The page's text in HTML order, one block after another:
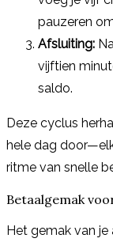
pauzeren
Afsluiting:
vijftien
saldo.
Deze cyclus
hele dag
ritme van snelle
Betaalgemak
Het gemak van